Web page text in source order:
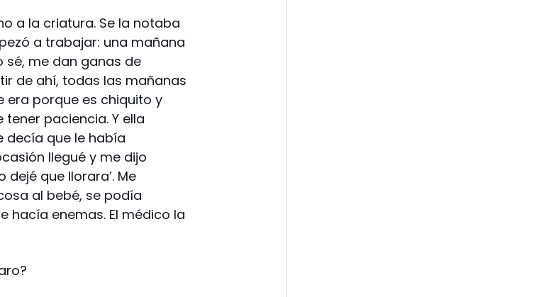
a la criatura. Se la notaba
a trabajar: una mañana
sé, me dan ganas de
de ahí, todas las mañanas
era porque es chiquito y
paciencia. Y ella
decía que le había
llegué y me dijo
que llorara’. Me
al bebé, se podía
hacía enemas. El médico la